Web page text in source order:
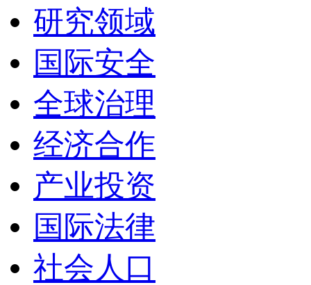
研究领域
国际安全
全球治理
经济合作
产业投资
国际法律
社会人口